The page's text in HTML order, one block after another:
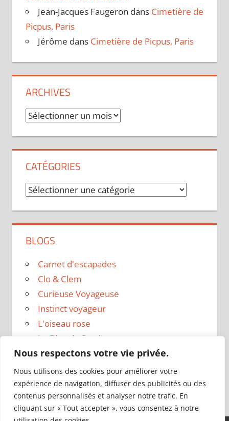
Nous respectons votre vie privée.
Nous utilisons des cookies pour améliorer votre
expérience de navigation, diffuser des publicités ou des
contenus personnalisés et analyser notre trafic. En
cliquant sur « Tout accepter », vous consentez à notre
Jean-Jacques Faugeron dans Cimetière de
Picpus, Paris
Jérôme dans Cimetière de Picpus, Paris
ARCHIVES
Archives
CATÉGORIES
Catégories
BLOGS
Carnet d'escapades
Clo & Clem
Curieuse Voyageuse
Instinct voyageur
L'oiseau rose
Le Blog de Sarah
Le sac a dos
Madame Oreille
Voyages et Vagabondages